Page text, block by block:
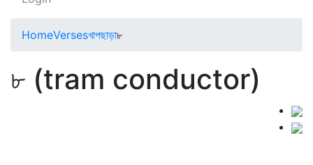
HomeVersesখাপছাড়া৮
৮ (tram conductor)